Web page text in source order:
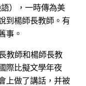
），一時傳為美
到楊師長教師。有
事。
教師和楊師長教
際比擬文學年夜
上做了講話，并被